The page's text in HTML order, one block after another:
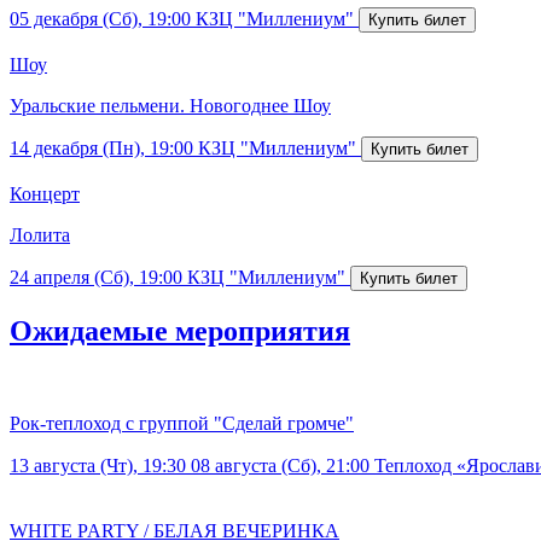
05 декабря (Сб), 19:00 КЗЦ "Миллениум"
Шоу
Уральские пельмени. Новогоднее Шоу
14 декабря (Пн), 19:00 КЗЦ "Миллениум"
Концерт
Лолита
24 апреля (Сб), 19:00 КЗЦ "Миллениум"
Ожидаемые мероприятия
Рок-теплоход с группой "Сделай громче"
13 августа (Чт), 19:30 08 августа (Сб), 21:00 Теплоход
WHITE PARTY / БЕЛАЯ ВЕЧЕРИНКА